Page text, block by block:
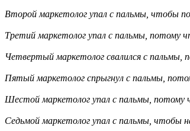
Второй маркетолог упал с пальмы, чтобы
Третий маркетолог упал с пальмы, потому
Четвертый маркетолог свалился с
Пятый маркетолог спрыгнул с пальмы,
Шестой маркетолог упал с пальмы, потому
Седьмой маркетолог упал с пальмы, чтобы